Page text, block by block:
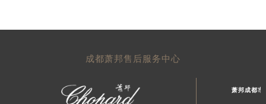
成都萧邦售后服务中心
萧邦成都市